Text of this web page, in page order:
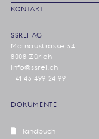
KONTAKT
SSREI AG
Mainaustrasse 34
8008 Zürich
info@ssrei.ch
+41 43 499 24 99
DOKUMENTE
Handbuch